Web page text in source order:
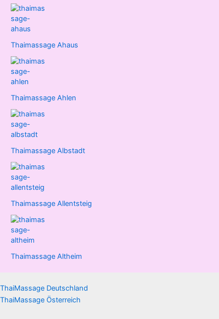
Thaimassage Ahaus
Thaimassage Ahlen
Thaimassage Albstadt
Thaimassage Allentsteig
Thaimassage Altheim
ThaiMassage Deutschland
ThaiMassage Österreich